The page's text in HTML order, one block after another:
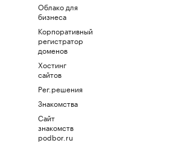
Облако для
бизнеса
Корпоративный
регистратор
доменов
Хостинг
сайтов
Рег.решения
Знакомства
Сайт
знакомств
podbor.ru